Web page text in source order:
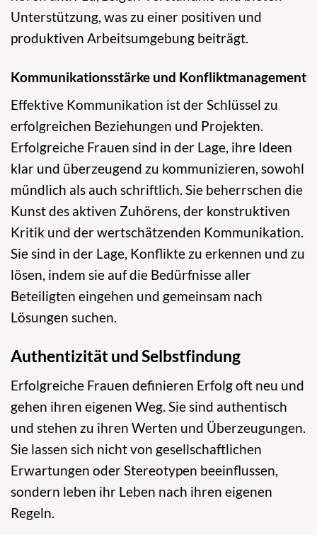
Unterstützung, was zu einer positiven und
produktiven Arbeitsumgebung beiträgt.
Kommunikationsstärke und Konfliktmanagement
Effektive Kommunikation ist der Schlüssel zu
erfolgreichen Beziehungen und Projekten.
Erfolgreiche Frauen sind in der Lage, ihre Ideen
klar und überzeugend zu kommunizieren, sowohl
mündlich als auch schriftlich. Sie beherrschen die
Kunst des aktiven Zuhörens, der konstruktiven
Kritik und der wertschätzenden Kommunikation.
Sie sind in der Lage, Konflikte zu erkennen und zu
lösen, indem sie auf die Bedürfnisse aller
Beteiligten eingehen und gemeinsam nach
Lösungen suchen.
Authentizität und Selbstfindung
Erfolgreiche Frauen definieren Erfolg oft neu und
gehen ihren eigenen Weg. Sie sind authentisch
und stehen zu ihren Werten und Überzeugungen.
Sie lassen sich nicht von gesellschaftlichen
Erwartungen oder Stereotypen beeinflussen,
sondern leben ihr Leben nach ihren eigenen
Regeln.